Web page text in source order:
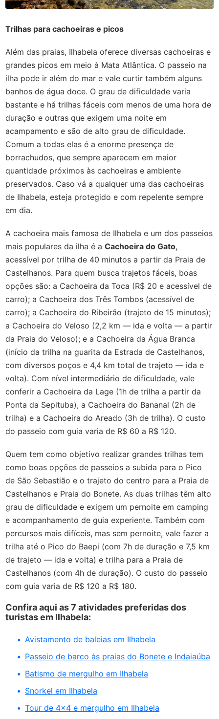
Trilhas para cachoeiras e picos
Além das praias, Ilhabela oferece diversas cachoeiras e
grandes picos em meio à Mata Atlântica. O passeio na
ilha pode ir além do mar e vale curtir também alguns
banhos de água doce. O grau de dificuldade varia
bastante e há trilhas fáceis com menos de uma hora de
duração e outras que exigem uma noite em
acampamento e são de alto grau de dificuldade.
Comum a todas elas é a enorme presença de
borrachudos, que sempre aparecem em maior
quantidade próximos às cachoeiras e ambiente
preservados. Caso vá a qualquer uma das cachoeiras
de Ilhabela, esteja protegido e com repelente sempre
em dia.
A cachoeira mais famosa de Ilhabela e um dos passeios
mais populares da ilha é aCachoeira do Gato,
acessível por trilha de 40 minutos a partir da Praia de
Castelhanos. Para quem busca trajetos fáceis, boas
opções são: a Cachoeira da Toca (R$ 20 e acessível de
carro); a Cachoeira dos Três Tombos (acessível de
carro); a Cachoeira do Ribeirão (trajeto de 15 minutos);
a Cachoeira do Veloso (2,2 km — ida e volta — a partir
da Praia do Veloso); e a Cachoeira da Água Branca
(início da trilha na guarita da Estrada de Castelhanos,
com diversos poços e 4,4 km total de trajeto — ida e
volta). Com nível intermediário de dificuldade, vale
conferir a Cachoeira da Lage (1h de trilha a partir da
Ponta da Sepituba), a Cachoeira do Bananal (2h de
trilha) e a Cachoeira do Areado (3h de trilha). O custo
do passeio com guia varia de R$ 60 a R$ 120.
Quem tem como objetivo realizar grandes trilhas tem
como boas opções de passeios a subida para o Pico
de São Sebastião e o trajeto do centro para a Praia de
Castelhanos e Praia do Bonete. As duas trilhas têm alto
grau de dificuldade e exigem um pernoite em camping
e acompanhamento de guia experiente. Também com
percursos mais difíceis, mas sem pernoite, vale fazer a
trilha até o Pico do Baepi (com 7h de duração e 7,5 km
de trajeto — ida e volta) e trilha para a Praia de
Castelhanos (com 4h de duração). O custo do passeio
com guia varia de R$ 120 a R$ 180.
Confira aqui as 7 atividades preferidas dos
turistas em Ilhabela:
Avistamento de baleias em Ilhabela
Passeio de barco às praias do Bonete e Indaiaúba
Batismo de mergulho em Ilhabela
Snorkel em Ilhabela
Tour de 4x4 e mergulho em Ilhabela